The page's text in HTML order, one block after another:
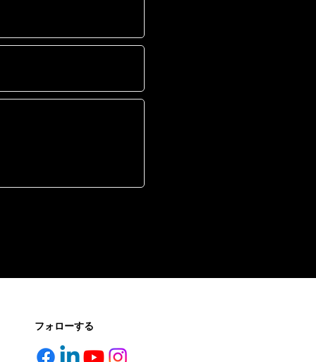
フォローする